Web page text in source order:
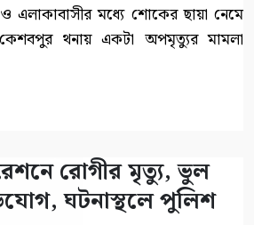
এলাকাবাসীর মধ্যে শোকের ছায়া নেমে
থনায় একটা অপমৃত্যুর মামলা
রোগীর মৃত্যু, ভুল
ঘটনাস্থলে পুলিশ